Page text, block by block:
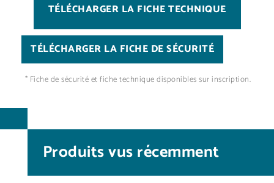
TÉLÉCHARGER LA FICHE TECHNIQUE
TÉLÉCHARGER LA FICHE DE SÉCURITÉ
* Fiche de sécurité et fiche technique disponibles sur inscription.
Produits vus récemment